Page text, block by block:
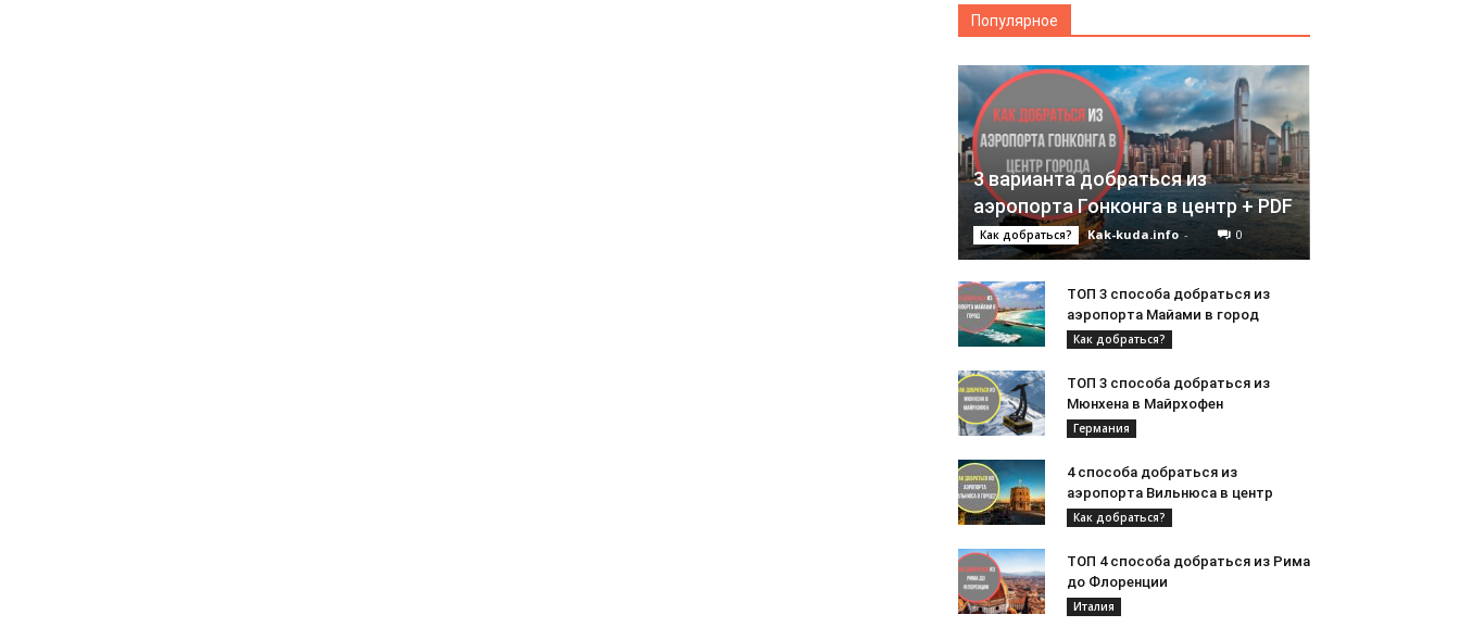
Популярное
3 варианта добраться из
аэропорта Гонконга в центр + PDF
Как добраться? Kak-kuda.info - 0
ТОП 3 способа добраться из
аэропорта Майами в город
Как добраться?
ТОП 3 способа добраться из
Мюнхена в Майрхофен
Германия
4 способа добраться из
аэропорта Вильнюса в центр
Как добраться?
ТОП 4 способа добраться из Рима
до Флоренции
Италия